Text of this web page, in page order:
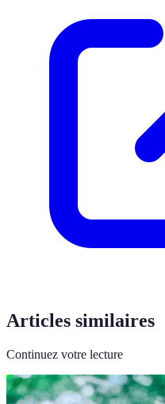
Articles similaires
Continuez votre lecture